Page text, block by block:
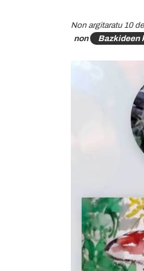
Non argitaratu 10
non
Bazkideen